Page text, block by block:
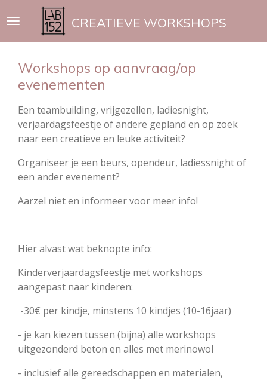
direct
naar
hoofdinhoud
CREATIEVE WORKSHOPS
Workshops op aanvraag/op
evenementen
Een teambuilding, vrijgezellen, ladiesnight,
verjaardagsfeestje of andere gepland en op zoek
naar een creatieve en leuke activiteit?
Organiseer je een beurs, opendeur, ladiessnight of
een ander evenement?
Aarzel niet en informeer voor meer info!
Hier alvast wat beknopte info:
Kinderverjaardagsfeestje met workshops
aangepast naar kinderen:
-30€ per kindje, minstens 10 kindjes (10-16jaar)
- je kan kiezen tussen (bijna) alle workshops
uitgezonderd beton en alles met merinowol
- inclusief alle gereedschappen en materialen,